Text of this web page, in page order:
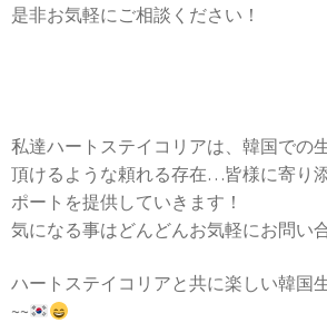
是非お気軽にご相談ください！
私達ハートステイコリアは、韓国での
頂けるような頼れる存在…皆様に寄り
ポートを提供していきます！
気になる事はどんどんお気軽にお問い
ハートステイコリアと共に楽しい韓国
~~